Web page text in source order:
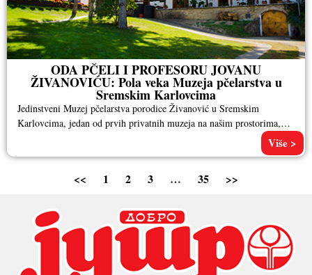
ODA PČELI I PROFESORU JOVANU
ŽIVANOVIĆU: Pola veka Muzeja pčelarstva u
Sremskim Karlovcima
Jedinstveni Muzej pčelarstva porodice Živanović u Sremskim
Karlovcima, jedan od prvih privatnih muzeja na našim prostorima,
Više >
<< 1 2 3 … 35 >>